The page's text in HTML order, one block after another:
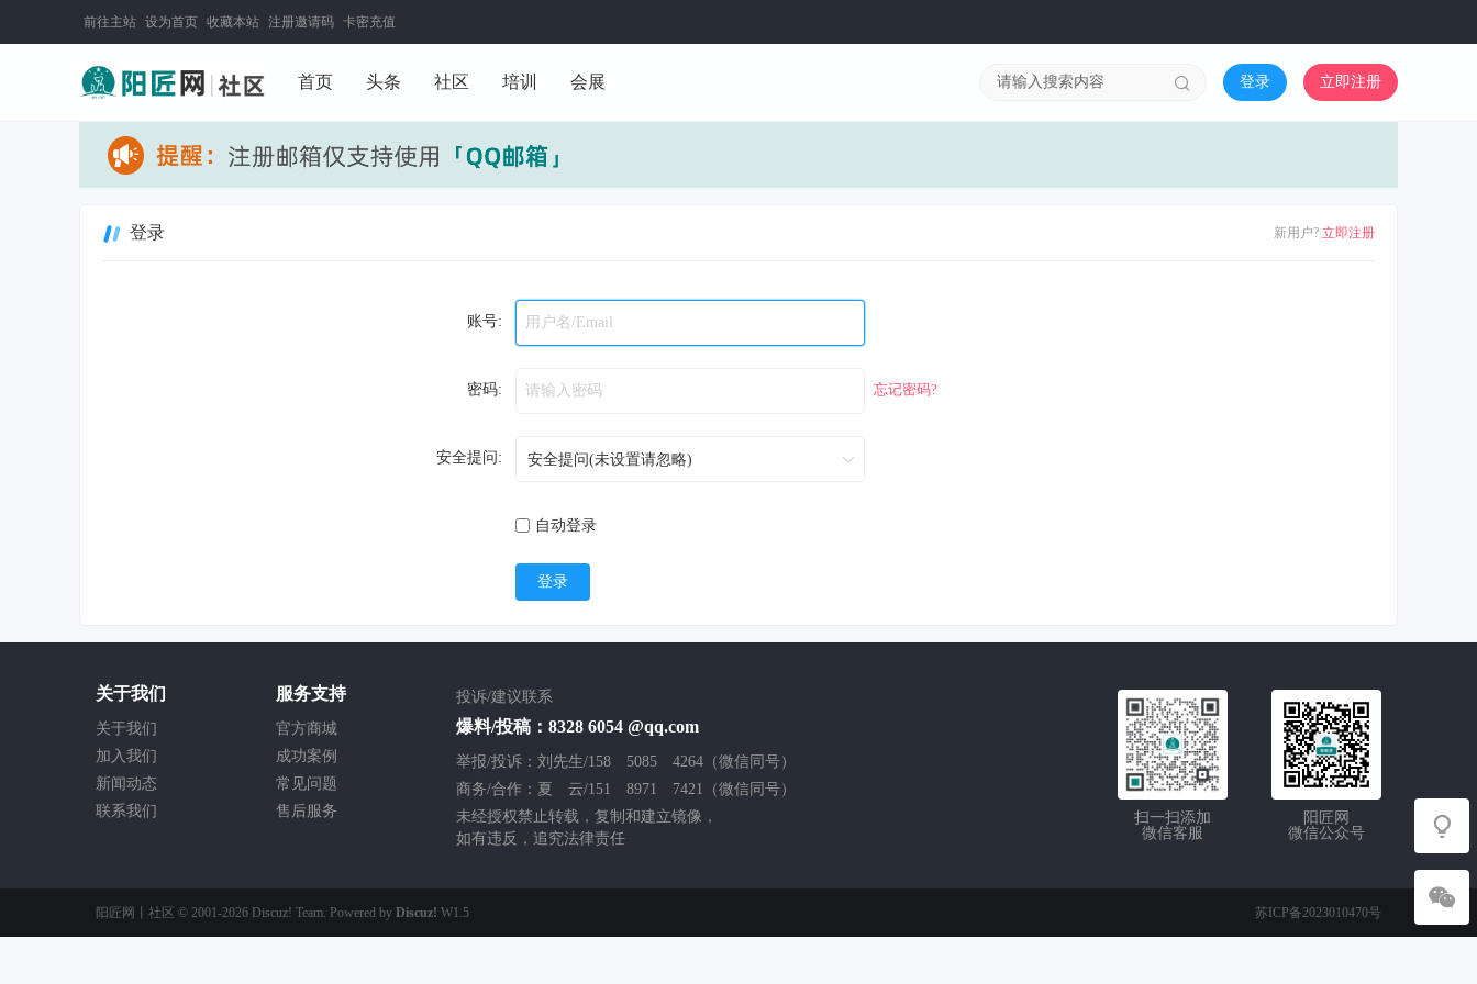
前往主站 设为首页 收藏本站 注册邀请码 卡密充值
首页 头条 社区 培训 会展 登录 立即注册
新用户? 立即注册
登录
账号:
密码: 忘记密码?
安全提问:
自动登录
登录
关于我们
关于我们
加入我们
新闻动态
联系我们
服务支持
官方商城
成功案例
常见问题
售后服务
投诉/建议联系
爆料/投稿：8328 6054 @qq.com
举报/投诉：刘先生/158 5085 4264（微信同号）
商务/合作：夏 云/151 8971 7421（微信同号）
未经授权禁止转载，复制和建立镜像，
如有违反，追究法律责任
阳匠网
微信公众号
扫一扫添加
微信客服
阳匠网丨社区 © 2001-2026 Discuz! Team. Powered by Discuz! W1.5 苏ICP备2023010470号